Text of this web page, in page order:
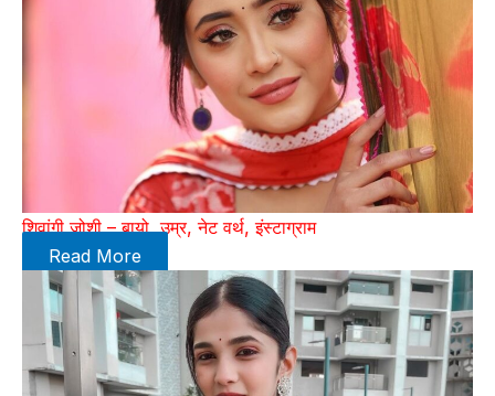
शिवांगी जोशी – बायो, उम्र, नेट वर्थ, इंस्टाग्राम
Read More